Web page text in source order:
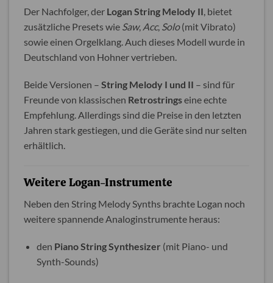
Der Nachfolger, der Logan String Melody II , bietet
zusätzliche Presets wie Saw, Acc, Solo(mit Vibrato)
sowie einen Orgelklang. Auch dieses Modell wurde in
Deutschland von Hohner vertrieben.
Beide Versionen – String Melody I und II – sind für
Freunde von klassischen Retrostringseine echte
Empfehlung. Allerdings sind die Preise in den letzten
Jahren stark gestiegen, und die Geräte sind nur selten
erhältlich.
Weitere Logan-Instrumente
Neben den String Melody Synths brachte Logan noch
weitere spannende Analoginstrumente heraus:
den Piano String Synthesizer (mit Piano- und
Synth-Sounds)